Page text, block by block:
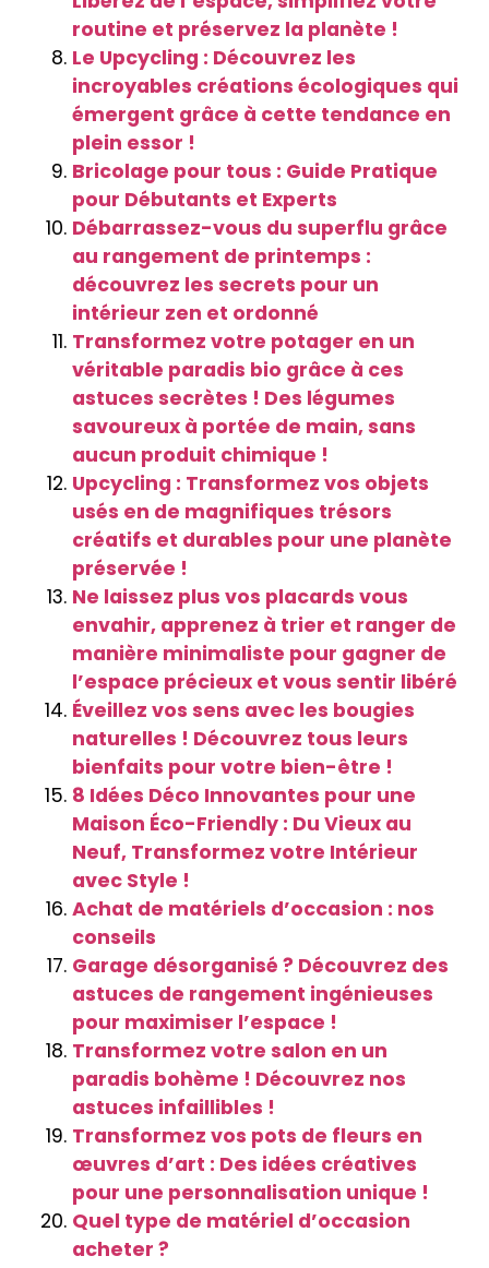
routine et préservez la planète !
Le Upcycling : Découvrez les
incroyables créations écologiques qui
émergent grâce à cette tendance en
plein essor !
Bricolage pour tous : Guide Pratique
pour Débutants et Experts
Débarrassez-vous du superflu grâce
au rangement de printemps :
découvrez les secrets pour un
intérieur zen et ordonné
Transformez votre potager en un
véritable paradis bio grâce à ces
astuces secrètes ! Des légumes
savoureux à portée de main, sans
aucun produit chimique !
Upcycling : Transformez vos objets
usés en de magnifiques trésors
créatifs et durables pour une planète
préservée !
Ne laissez plus vos placards vous
envahir, apprenez à trier et ranger de
manière minimaliste pour gagner de
l’espace précieux et vous sentir libéré
Éveillez vos sens avec les bougies
naturelles ! Découvrez tous leurs
bienfaits pour votre bien-être !
8 Idées Déco Innovantes pour une
Maison Éco-Friendly : Du Vieux au
Neuf, Transformez votre Intérieur
avec Style !
Achat de matériels d’occasion : nos
conseils
Garage désorganisé ? Découvrez des
astuces de rangement ingénieuses
pour maximiser l’espace !
Transformez votre salon en un
paradis bohème ! Découvrez nos
astuces infaillibles !
Transformez vos pots de fleurs en
œuvres d’art : Des idées créatives
pour une personnalisation unique !
Quel type de matériel d’occasion
acheter ?